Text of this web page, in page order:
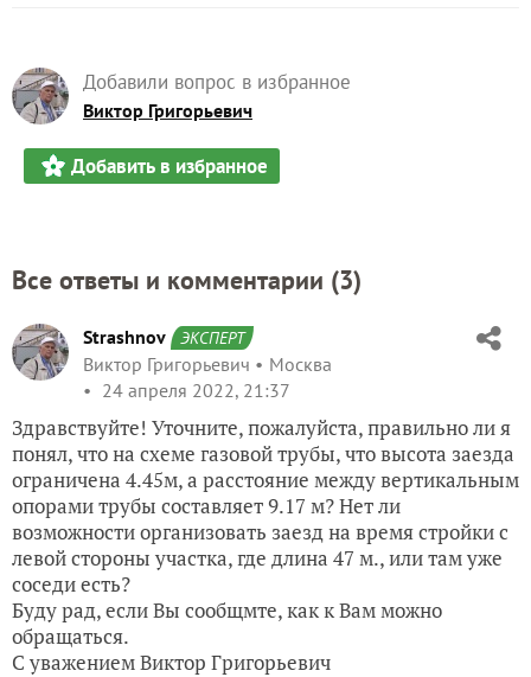
Добавили вопрос в избранное
Виктор Григорьевич
Добавить в избранное
Все ответы и комментарии (3)
Strashnov ЭКСПЕРТ
Виктор Григорьевич
Москва
24 апреля 2022, 21:37
Здравствуйте! Уточните, пожалуйста, правильно ли я
понял, что на схеме газовой трубы, что высота заезда
ограничена 4.45м, а расстояние между вертикальным
опорами трубы составляет 9.17 м? Нет ли
возможности организовать заезд на время стройки с
левой стороны участка, где длина 47 м., или там уже
соседи есть?
Буду рад, если Вы сообщмте, как к Вам можно
обращаться.
С уважением Виктор Григорьевич